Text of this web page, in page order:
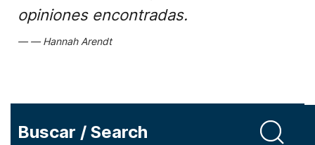
opiniones encontradas.
Hannah Arendt
Buscar / Search